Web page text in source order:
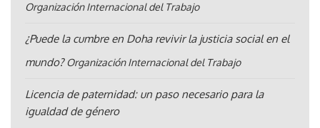
Organización Internacional del Trabajo
¿Puede la cumbre en Doha revivir la justicia social en el
mundo? Organización Internacional del Trabajo
Licencia de paternidad: un paso necesario para la
igualdad de género